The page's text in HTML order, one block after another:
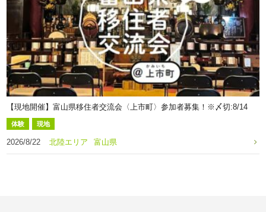
【現地開催】富山県移住者交流会〈上市町〉参加者募集！※〆切:8/14
体験 現地
2026/8/22 北陸エリア 富山県